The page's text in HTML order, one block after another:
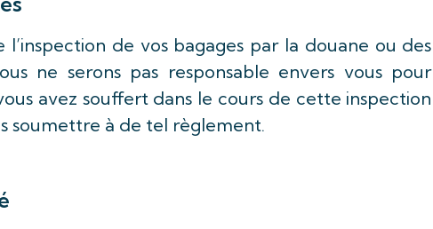
de vos bagages par la douane ou des
ne serons pas responsable envers vous pour
avez souffert dans le cours de cette inspection
soumettre à de tel règlement.